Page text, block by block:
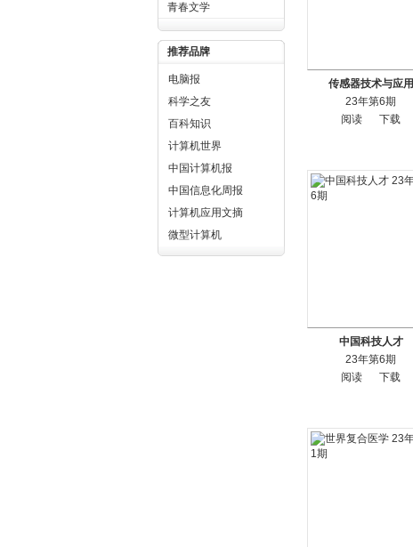
青春文学
推荐品牌
电脑报
科学之友
百科知识
计算机世界
中国计算机报
中国信息化周报
计算机应用文摘
微型计算机
传感器技术与应用
23年第6期
阅读
下载
中国科技人才
23年第6期
阅读
下载